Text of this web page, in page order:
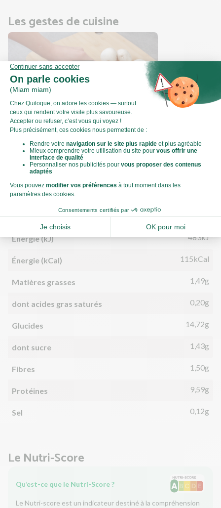
Les gestes de cuisine
Comment couper des champignons de
Paris en tranches ?
Valeurs nutritionnelles
Par personne Pour 100g
Énergie (kJ) 483kJ
Énergie (kCal) 115kCal
Matières grasses 1,49g
dont acides gras saturés 0,20g
Glucides 14,72g
dont sucre 1,43g
Fibres 1,50g
Protéines 9,59g
Sel 0,12g
Le Nutri-Score
Qu’est-ce que le Nutri-Score ?
Le Nutri-score est un indicateur destiné à la compréhension